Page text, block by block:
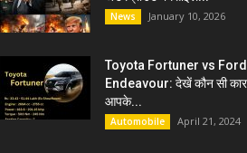
News January 10, 2026
Toyota Fortuner vs Ford
Endeavour: देखें कौन सी
आपके...
Automobile April 21, 2024